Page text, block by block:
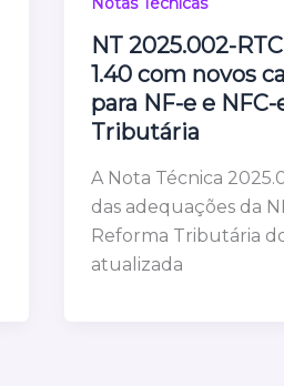
NT 2025.002-
1.40 com novos
para NF-e e
Tributária
A Nota Técnica
das adequações da
Reforma Tributária
atualizada